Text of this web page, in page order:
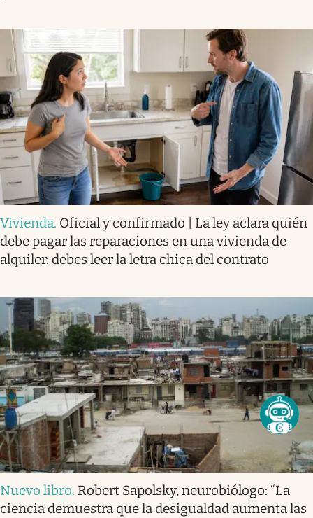
Vivienda. Oficial y confirmado | La ley aclara quién
debe pagar las reparaciones en una vivienda de
alquiler: debes leer la letra chica del contrato
Nuevo libro. Robert Sapolsky, neurobiólogo: “La
ciencia demuestra que la desigualdad aumenta las